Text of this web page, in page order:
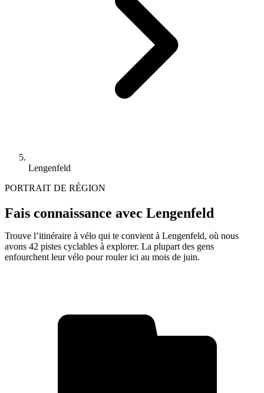
Lengenfeld
PORTRAIT DE RÉGION
Fais connaissance avec Lengenfeld
Trouve l’itinéraire à vélo qui te convient à Lengenfeld, où nous
avons 42 pistes cyclables à explorer. La plupart des gens
enfourchent leur vélo pour rouler ici au mois de juin.